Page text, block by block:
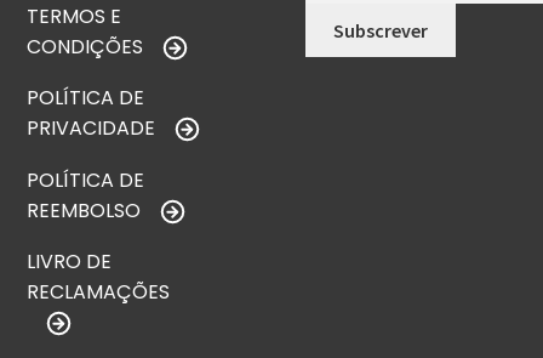
TERMOS E
CONDIÇÕES
POLÍTICA DE
PRIVACIDADE
POLÍTICA DE
REEMBOLSO
LIVRO DE
RECLAMAÇÕES